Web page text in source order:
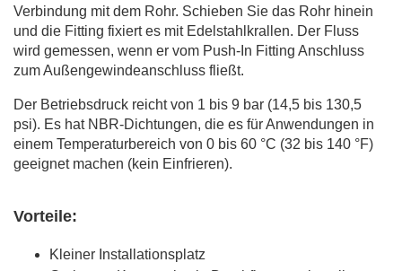
Verbindung mit dem Rohr. Schieben Sie das Rohr hinein
und die Fitting fixiert es mit Edelstahlkrallen. Der Fluss
wird gemessen, wenn er vom Push-In Fitting Anschluss
zum Außengewindeanschluss fließt.
Der Betriebsdruck reicht von 1 bis 9 bar (14,5 bis 130,5
psi). Es hat NBR-Dichtungen, die es für Anwendungen in
einem Temperaturbereich von 0 bis 60 °C (32 bis 140 °F)
geeignet machen (kein Einfrieren).
Vorteile:
Kleiner Installationsplatz